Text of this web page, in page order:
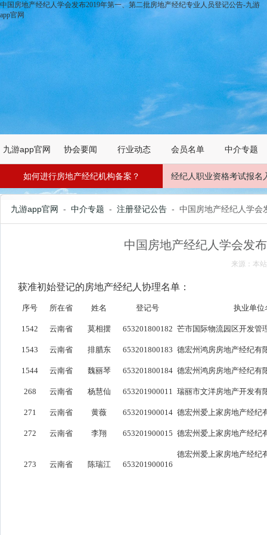
中国房地产经纪人学会发布2019年第一、第二批房地产经纪专业人员登记公告-九游
app官网
九游app官网 协会要闻 行业动态 会员名单 中介专题
如何进行房地产经纪机构备案？ 经纪人职业资格考试报名
九游app官网 - 中介专题 - 注册登记公告 - 中国房地产经纪人学会
中国房地产经纪人学会发
来源：本
获准初始登记的房地产经纪人协理名单：
序号 所在省 姓名 登记号 执业单位
1542 云南省 莫相摆 653201800182 芒市国际物流园区开发管
1543 云南省 排腊东 653201800183 德宏州鸿房房地产经纪有
1544 云南省 魏丽琴 653201800184 德宏州鸿房房地产经纪有
268 云南省 杨慧仙 653201900011 瑞丽市文洋房地产开发有
271 云南省 黄薇 653201900014 德宏州爱上家房地产经纪
272 云南省 李翔 653201900015 德宏州爱上家房地产经纪
273 云南省 陈瑞江 653201900016
德宏州爱上家房地产经纪